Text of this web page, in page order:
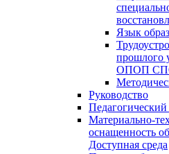
Язык
прошлого
ОПОП СПО
Руководство
Педагогический
Материально-
оснащенность
Доступная среда